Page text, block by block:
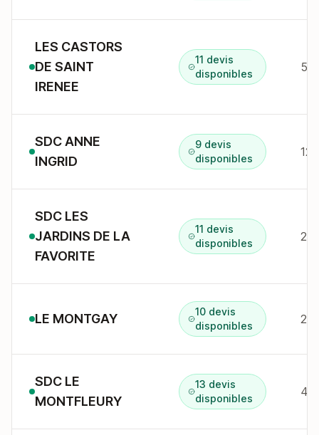
LES CASTORS
DE SAINT
IRENEE
11 devis
disponibles
55
SDC ANNE
INGRID
9 devis
disponibles
12
SDC LES
JARDINS DE LA
FAVORITE
11 devis
disponibles
21
LE MONTGAY
10 devis
disponibles
SDC LE
MONTFLEURY
13 devis
disponibles
44